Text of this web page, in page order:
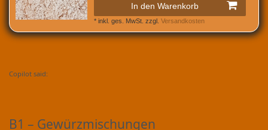
In den Warenkorb
* inkl. ges. MwSt. zzgl. Versandkosten
Copilot said:
B1 – Gewürzmischungen